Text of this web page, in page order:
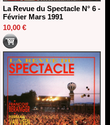
La Revue du Spectacle N° 6 -
Février Mars 1991
10,00 €